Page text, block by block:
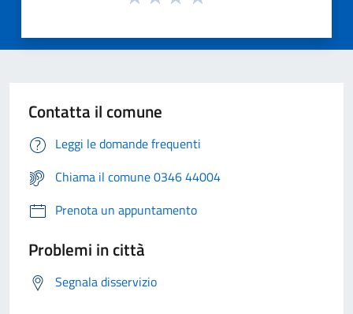
Contatta il comune
Leggi le domande frequenti
Chiama il comune 0346 44004
Prenota un appuntamento
Problemi in città
Segnala disservizio